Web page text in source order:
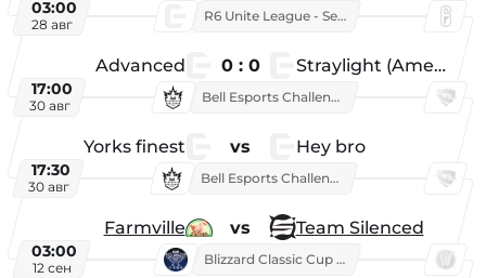
03:00
28 авг
R6 Unite League - Season 1
Advanced 0 : 0 Straylight (American team)
17:00
30 авг
Bell Esports Challenge 2026
Yorks finest vs Hey bro
17:30
30 авг
Bell Esports Challenge 2026
Farmville vs Team Silenced
03:00
12 сен
Blizzard Classic Cup 2026